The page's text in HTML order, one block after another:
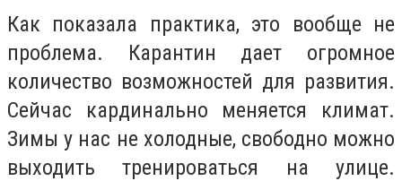
Как показала практика, это вообще не
проблема. Карантин дает огромное
количество возможностей для развития.
Сейчас кардинально меняется климат.
Зимы у нас не холодные, свободно можно
выходить тренироваться на улице.